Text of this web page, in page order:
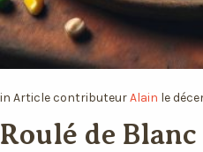
inArticlecontributeurAlainle
Roulé de
avec
Verte, suivi